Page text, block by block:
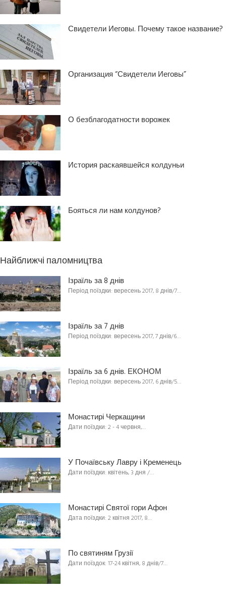
Свидетели Иеговы. Почему такое название?
Организация “Свидетели Иеговы”
О безблагодатности ворожек
История раскаявшейся колдуньи
Бояться ли нам колдунов?
Найближчі паломництва
Ізраїль за 8 днів
Період поїздки: вересень 2017, 8 днів/7…
Ізраїль за 7 днів
Період поїздки: вересень 2017, 7 днів/6…
Ізраїль за 6 днів. ЕКОНОМ
Період поїздки: вересень 2017, 6 днів/5…
Монастирі Черкащини
Дати поїздки: 2 - 4 червня,…
У Почаївську Лавру і Кременець
Дати поїздки: квітень, 3 дня /…
Монастирі Святої гори Афон
Дата поїздки: 2 квітня 2017, 8…
По святиням Грузії
Дати поїздок: 17-24 квітня, 8 днів/7…